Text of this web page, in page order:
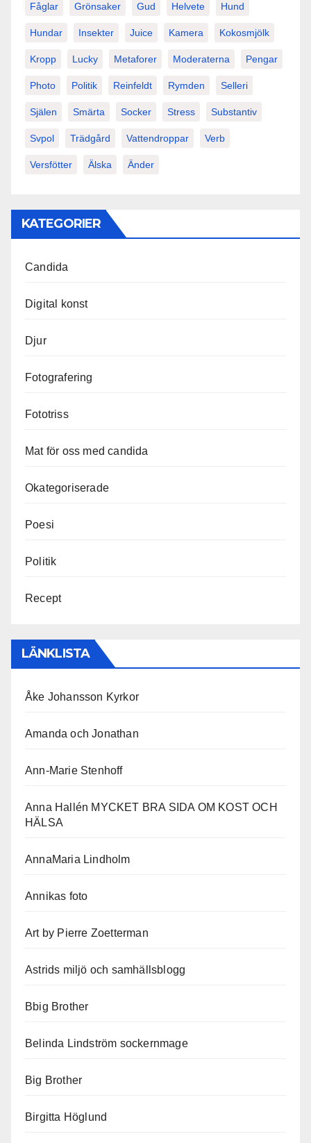
Fåglar Grönsaker Gud Helvete Hund
Hundar Insekter Juice Kamera Kokosmjölk
Kropp Lucky Metaforer Moderaterna Pengar
Photo Politik Reinfeldt Rymden Selleri
Själen Smärta Socker Stress Substantiv
Svpol Trädgård Vattendroppar Verb
Versfötter Älska Änder
KATEGORIER
Candida
Digital konst
Djur
Fotografering
Fototriss
Mat för oss med candida
Okategoriserade
Poesi
Politik
Recept
LÄNKLISTA
Åke Johansson Kyrkor
Amanda och Jonathan
Ann-Marie Stenhoff
Anna Hallén MYCKET BRA SIDA OM KOST OCH
HÄLSA
AnnaMaria Lindholm
Annikas foto
Art by Pierre Zoetterman
Astrids miljö och samhällsblogg
Bbig Brother
Belinda Lindström sockernmage
Big Brother
Birgitta Höglund